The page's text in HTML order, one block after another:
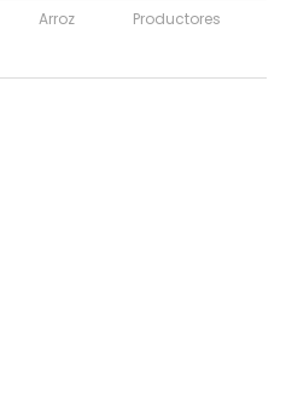
Arroz
Productores